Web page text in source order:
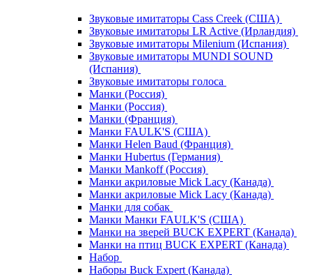
Звуковые имитаторы Cass Creek (США)
Звуковые имитаторы LR Active (Ирландия)
Звуковые имитаторы Milenium (Испания)
Звуковые имитаторы MUNDI SOUND
(Испания)
Звуковые имитаторы голоса
Манки (Россия)
Манки (Россия)
Манки (Франция)
Манки FAULK'S (США)
Манки Helen Baud (Франция)
Манки Hubertus (Германия)
Манки Mankoff (Россия)
Манки акриловые Mick Lacy (Канада)
Манки акриловые Mick Lacy (Канада)
Манки для собак
Манки Манки FAULK'S (США)
Манки на зверей BUCK EXPERT (Канада)
Манки на птиц BUCK EXPERT (Канада)
Набор
Наборы Buck Expert (Канада)